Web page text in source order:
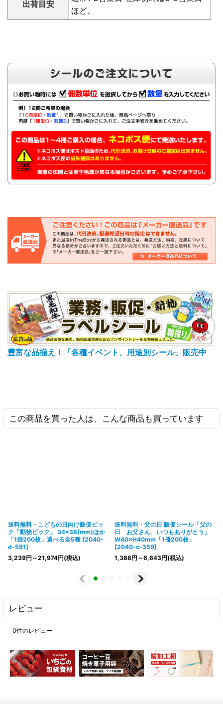
出荷目安
ほど。
豊富な品揃え！「各種イベント、用途別シール」販売中
この商品を買った人は、こんな商品も買っています
送料無料・こどもの日向け販促ピッ
ク「動物ピック」 34×38(mm)ほか
「1袋200枚」選べる全5種 [2040-
d-591]
3,239円 ～21,974円(税込)
送料無料・父の日 販促シール「父の
日 お父さん、いつもありがとう」
W40×H40mm「1冊200枚」
[2040-c-359]
1,388円 ～6,643円(税込)
レビュー
0件のレビュー